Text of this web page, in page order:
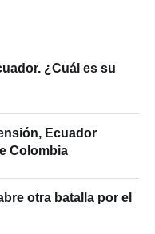
¿Cuál es su
Ecuador
Colombia
otra batalla por el